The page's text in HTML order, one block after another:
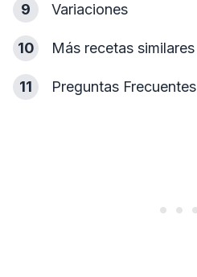
9 Variaciones
10 Más recetas similares
11 Preguntas Frecuentes